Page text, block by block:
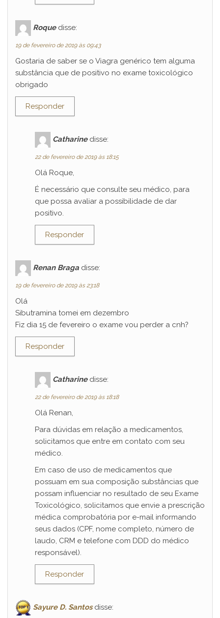
Roque disse:
19 de fevereiro de 2019 às 09:43
Gostaria de saber se o Viagra genérico tem alguma
substância que de positivo no exame toxicológico
obrigado
Responder
Catharine disse:
22 de fevereiro de 2019 às 18:15
Olá Roque,
É necessário que consulte seu médico, para
que possa avaliar a possibilidade de dar
positivo.
Responder
Renan Braga disse:
19 de fevereiro de 2019 às 23:18
Olá
Sibutramina tomei em dezembro
Fiz dia 15 de fevereiro o exame vou perder a cnh?
Responder
Catharine disse:
22 de fevereiro de 2019 às 18:18
Olá Renan,
Para dúvidas em relação a medicamentos,
solicitamos que entre em contato com seu
médico.
Em caso de uso de medicamentos que
possuam em sua composição substâncias que
possam influenciar no resultado de seu Exame
Toxicológico, solicitamos que envie a prescrição
médica comprobatória por e-mail informando
seus dados (CPF, nome completo, número de
laudo, CRM e telefone com DDD do médico
responsável).
Responder
Sayure D. Santos disse: